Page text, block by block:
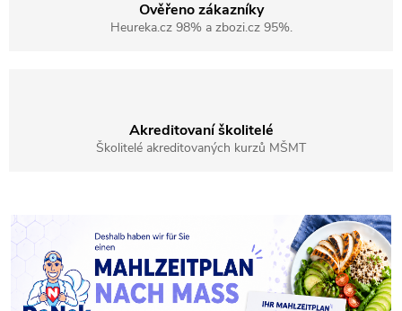
Ověřeno zákazníky
Heureka.cz 98% a zbozi.cz 95%.
Akreditovaní školitelé
Školitelé akreditovaných kurzů MŠMT